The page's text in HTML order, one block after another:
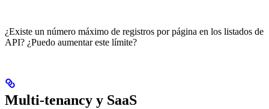
¿Existe un número máximo de registros por página en los listados de
API? ¿Puedo aumentar este límite?
Multi-tenancy y SaaS